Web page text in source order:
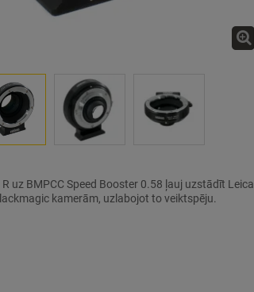
uz BMPCC Speed Booster 0.58 ļauj uzstādīt Leica
kamerām, uzlabojot to veiktspēju.